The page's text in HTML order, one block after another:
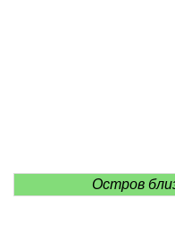
Остров